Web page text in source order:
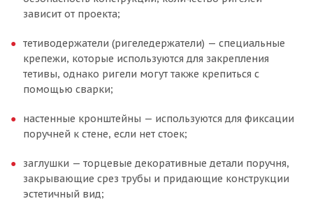
зависит от проекта;
тетиводержатели (ригеледержатели) — специальные
крепежи, которые используются для закрепления
тетивы, однако ригели могут также крепиться с
помощью сварки;
настенные кронштейны — используются для фиксации
поручней к стене, если нет стоек;
заглушки — торцевые декоративные детали поручня,
закрывающие срез трубы и придающие конструкции
эстетичный вид;